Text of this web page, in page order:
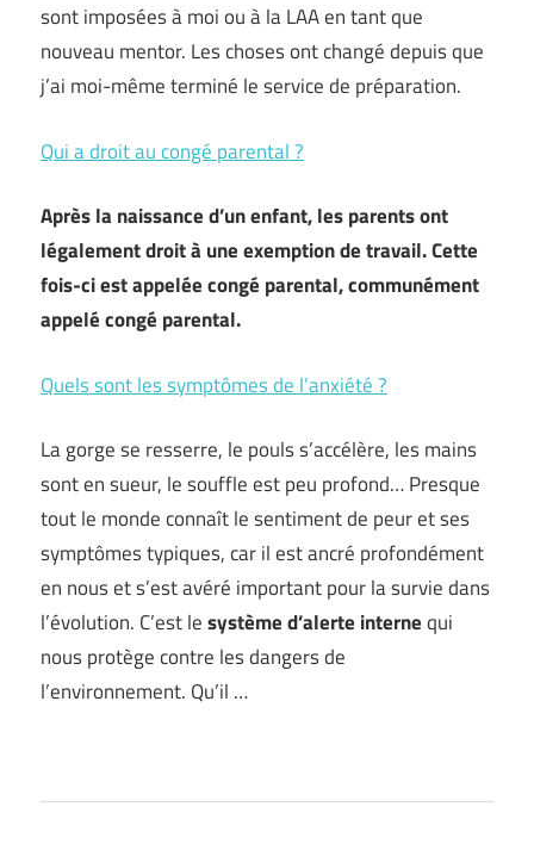
sont imposées à moi ou à la LAA en tant que
nouveau mentor. Les choses ont changé depuis que
j’ai moi-même terminé le service de préparation.
Qui a droit au congé parental ?
Après la naissance d’un enfant, les parents ont
légalement droit à une exemption de travail. Cette
fois-ci est appelée congé parental, communément
appelé congé parental.
Quels sont les symptômes de l’anxiété ?
La gorge se resserre, le pouls s’accélère, les mains
sont en sueur, le souffle est peu profond… Presque
tout le monde connaît le sentiment de peur et ses
symptômes typiques, car il est ancré profondément
en nous et s’est avéré important pour la survie dans
l’évolution. C’est lesystème d’alerte internequi
nous protège contre les dangers de
l’environnement. Qu’il …